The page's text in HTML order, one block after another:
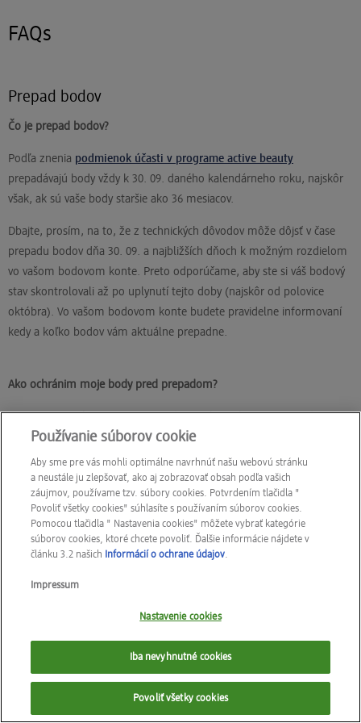
FAQs
Prepad bodov
Čo je prepad bodov?
Podľa znenia podmienok účasti v programe active beauty
prepadávajú body vždy k 30. 09. daného kalendárneho roku, najskôr
však, ak sú vaše body staršie ako 36 mesiacov.
Dbajte, prosím, na to, že z technických dôvodov môže dôjsť v čase
prepadu bodov dňa 30. 09. a najbližších dňoch k možným rozdielom
vo vašom bodovom konte. Preto odporúčame, aby ste si váš bodový
stav skontrolovali až po uplynutí tejto doby (najskôr od polovice
októbra). Vo vašom bodovom konte budete pravidelne informovaní
kedy a koľko bodov vám aktuálne prepadne.
Ako ochránim moje body pred prepadom?
active beauty vás bude informovať, akonáhle vám bude hroziť prepad
bodov. Prosím, dbajte v predstihu na to, aby ste si body uplatnili ešte
pred ich prepadnutím. Body si môžete uplatniť v ktorejkoľvek
predajni dm na Slovensku.
Používanie súborov cookie
Aby sme pre vás mohli optimálne navrhnúť našu webovú stránku
a neustále ju zlepšovať, ako aj zobrazovať obsah podľa vašich
záujmov, používame tzv. súbory cookies. Potvrdením tlačidla "
Povoliť všetky cookies" súhlasíte s používaním súborov cookies.
Pomocou tlačidla " Nastavenia cookies" môžete vybrať kategórie
súborov cookies, ktoré chcete povoliť. Ďalšie informácie nájdete v
článku 3.2 našich
Informácií o ochrane údajov.
Impressum
Nastavenie cookies
Iba nevyhnutné cookies
Povoliť všetky cookies